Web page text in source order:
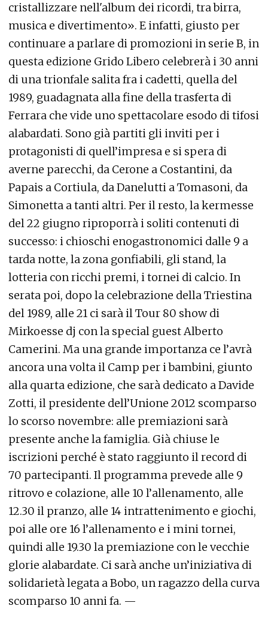
cristallizzare nell'album dei ricordi, tra birra,
musica e divertimento». E infatti, giusto per
continuare a parlare di promozioni in serie B, in
questa edizione Grido Libero celebrerà i 30 anni
di una trionfale salita fra i cadetti, quella del
1989, guadagnata alla fine della trasferta di
Ferrara che vide uno spettacolare esodo di tifosi
alabardati. Sono già partiti gli inviti per i
protagonisti di quell’impresa e si spera di
averne parecchi, da Cerone a Costantini, da
Papais a Cortiula, da Danelutti a Tomasoni, da
Simonetta a tanti altri. Per il resto, la kermesse
del 22 giugno riproporrà i soliti contenuti di
successo: i chioschi enogastronomici dalle 9 a
tarda notte, la zona gonfiabili, gli stand, la
lotteria con ricchi premi, i tornei di calcio. In
serata poi, dopo la celebrazione della Triestina
del 1989, alle 21 ci sarà il Tour 80 show di
Mirkoesse dj con la special guest Alberto
Camerini. Ma una grande importanza ce l’avrà
ancora una volta il Camp per i bambini, giunto
alla quarta edizione, che sarà dedicato a Davide
Zotti, il presidente dell’Unione 2012 scomparso
lo scorso novembre: alle premiazioni sarà
presente anche la famiglia. Già chiuse le
iscrizioni perché è stato raggiunto il record di
70 partecipanti. Il programma prevede alle 9
ritrovo e colazione, alle 10 l’allenamento, alle
12.30 il pranzo, alle 14 intrattenimento e giochi,
poi alle ore 16 l’allenamento e i mini tornei,
quindi alle 19.30 la premiazione con le vecchie
glorie alabardate. Ci sarà anche un’iniziativa di
solidarietà legata a Bobo, un ragazzo della curva
scomparso 10 anni fa. —